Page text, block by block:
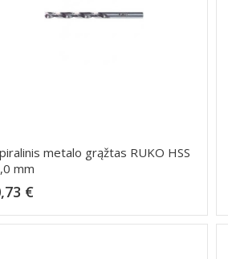
metalo grąžtas RUKO HSS
mm
€